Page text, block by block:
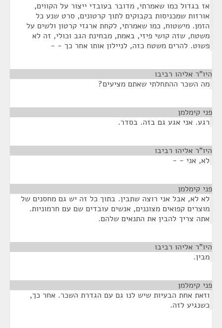
אז בגדול כמו שאמרתי, מדובר בעובדי ייצור על הקווים,
אורזות שמכניסות בקבוקים לתוך קרטונים, סרט שנע כל
הזמן. מישטוח, כמו שאמרתי, לקחת ארגזי קרטון ולשים על
משטח, שזה קושי פיזי, באמת, מבחינת הגב וכולי, זה לא
פשוט. להרים משטח כזה, לניילון אותו אחר כך - -
היו"ר אליהו רביבו
מה השכר ההתחלתי שאתם מציעים?
פני קימלמן
רגע. אני אגע גם בזה. בסדר.
היו"ר אליהו רביבו
לא, אני - -
פני קימלמן
לא לא, אבל אני רוצה שתבין. בתוך כל זה יש גם מחסנים של
מוצרים קפואים מצוננים, אנשים עובדים שם עם חרמוניות.
אתה צריך להבין את התנאים שלהם.
היו"ר אליהו רביבו
מבין.
פני קימלמן
וזאת אחת הבעיות שיש לנו גם עם הגדרת השכר. אחר כך,
כשנגיע לזה.